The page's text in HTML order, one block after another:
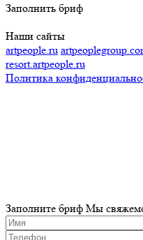
Заполнить бриф
Наши сайты
artpeople.ru
resort.artpeople.ru
Политика
Заполните бриф Мы